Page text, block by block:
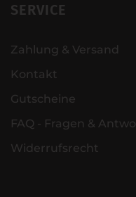
SERVICE
Zahlung & Versand
Kontakt
Gutscheine
FAQ - Fragen &
Widerrufsrecht